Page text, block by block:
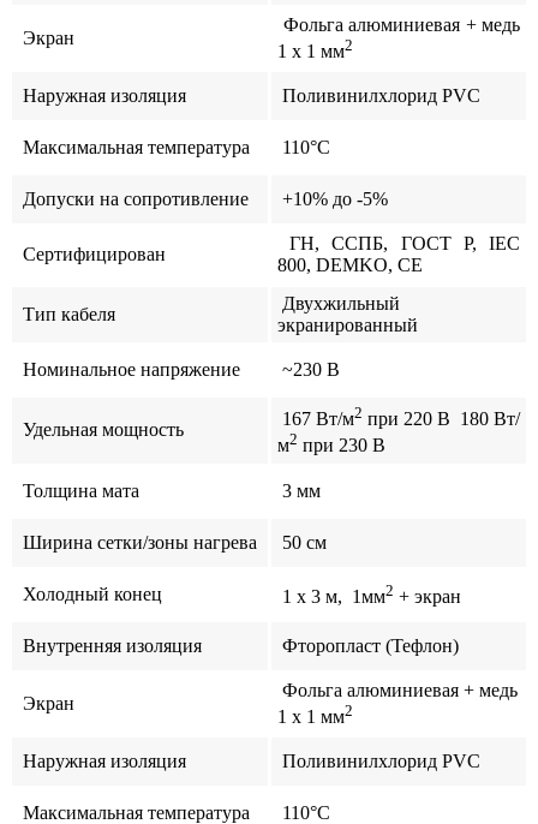
Экран
Фольга алюминиевая + медь
1 x 1 мм2
Наружная изоляция Поливинилхлорид PVС
Максимальная температура 110°C
Допуски на сопротивление +10% до -5%
Сертифицирован
ГН, ССПБ, ГОСТ Р, IEC
800, DEMKO, CE
Тип кабеля
Двухжильный
экранированный
Номинальное напряжение ~230 В
Удельная мощность
167 Вт/м2 при 220 В 180 Вт/
м2 при 230 В
Толщина мата 3 мм
Ширина сетки/зоны нагрева 50 см
Холодный конец 1 x 3 м, 1мм2 + экран
Внутренняя изоляция Фторопласт (Тефлон)
Экран
Фольга алюминиевая + медь
1 x 1 мм2
Наружная изоляция Поливинилхлорид PVС
Максимальная температура 110°C